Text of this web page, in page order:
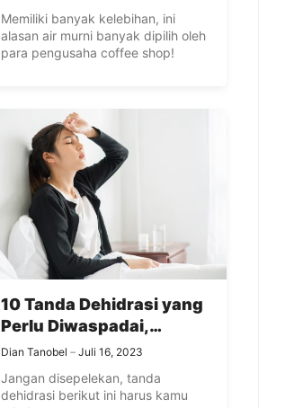
Memiliki banyak kelebihan, ini
alasan air murni banyak dipilih oleh
para pengusaha coffee shop!
10 Tanda Dehidrasi yang
Perlu Diwaspadai,
Jangan Remehkan!
Dian Tanobel Juli 16, 2023
Jangan disepelekan, tanda
dehidrasi berikut ini harus kamu